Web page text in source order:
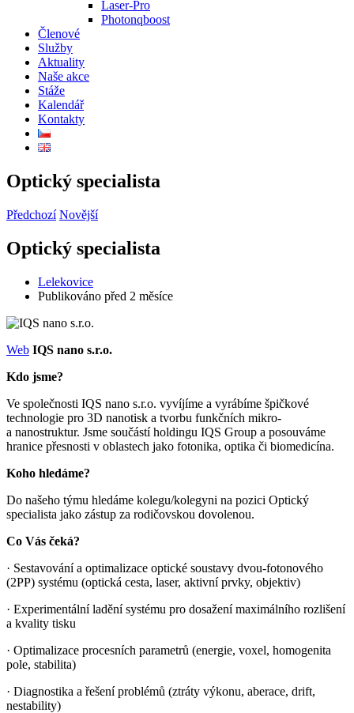
Laser-Pro
Photonqboost
Členové
Služby
Aktuality
Naše akce
Stáže
Kalendář
Kontakty
Optický specialista
Předchozí Novější
Optický specialista
Lelekovice
Publikováno před 2 měsíce
Web IQS nano s.r.o.
Kdo jsme?
Ve společnosti IQS nano s.r.o. vyvíjíme a vyrábíme špičkové
technologie pro 3D nanotisk a tvorbu funkčních mikro-
a nanostruktur. Jsme součástí holdingu IQS Group a posouváme
hranice přesnosti v oblastech jako fotonika, optika či biomedicína.
Koho hledáme?
Do našeho týmu hledáme kolegu/kolegyni na pozici Optický
specialista jako zástup za rodičovskou dovolenou.
Co Vás čeká?
· Sestavování a optimalizace optické soustavy dvou-fotonového
(2PP) systému (optická cesta, laser, aktivní prvky, objektiv)
· Experimentální ladění systému pro dosažení maximálního rozlišení
a kvality tisku
· Optimalizace procesních parametrů (energie, voxel, homogenita
pole, stabilita)
· Diagnostika a řešení problémů (ztráty výkonu, aberace, drift,
nestability)